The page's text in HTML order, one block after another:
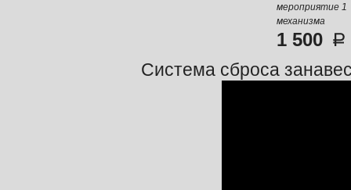
мероприятие 1
механизма
1 500
Система сброса